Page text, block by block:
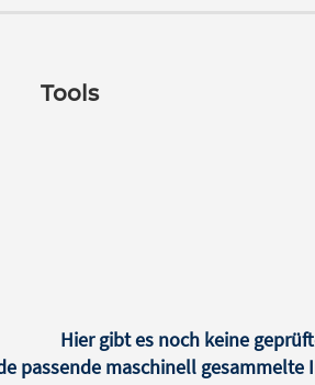
Tools
Hier gibt es noch keine
passende maschinell gesammelte